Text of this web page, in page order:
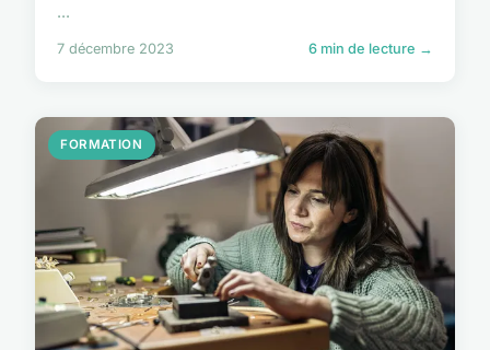
...
7 décembre 2023 6 min de lecture →
FORMATION